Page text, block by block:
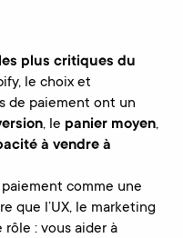
plus critiques du
le choix et
de paiement ont un
, le panier moyen,
à vendre à
comme une
que l’UX, le marketing
: vous aider à